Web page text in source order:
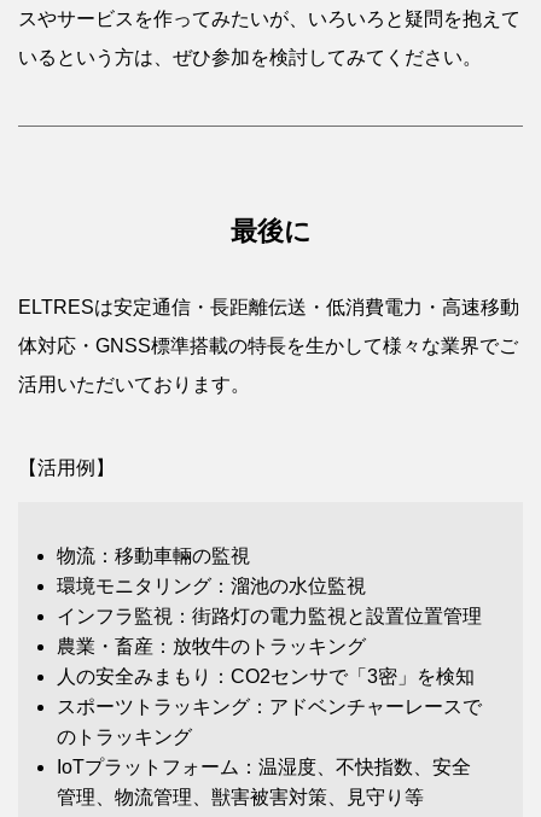
スやサービスを作ってみたいが、いろいろと疑問を抱えて
いるという方は、ぜひ参加を検討してみてください。
最後に
ELTRESは安定通信・長距離伝送・低消費電力・高速移動
体対応・GNSS標準搭載の特長を生かして様々な業界でご
活用いただいております。
【活用例】
物流：移動車輛の監視
環境モニタリング：溜池の水位監視
インフラ監視：街路灯の電力監視と設置位置管理
農業・畜産：放牧牛のトラッキング
人の安全みまもり：CO2センサで「3密」を検知
スポーツトラッキング：アドベンチャーレースで
のトラッキング
IoTプラットフォーム：温湿度、不快指数、安全
管理、物流管理、獣害被害対策、見守り等